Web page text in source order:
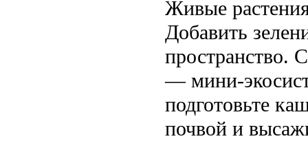
Живые
Добавить
пространство.
— мини-
подготовьте
почвой и